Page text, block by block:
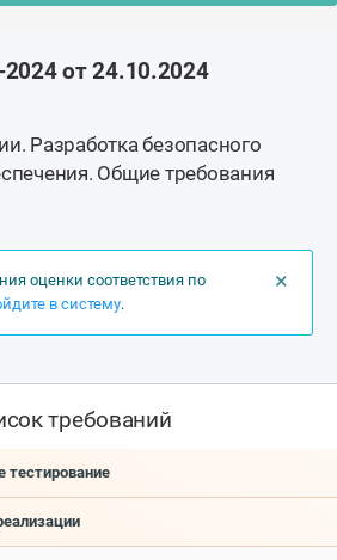
от 24.10.2024
Разработка безопасного
Общие требования
×
оценки соответствия по
в систему.
требований
тестирование